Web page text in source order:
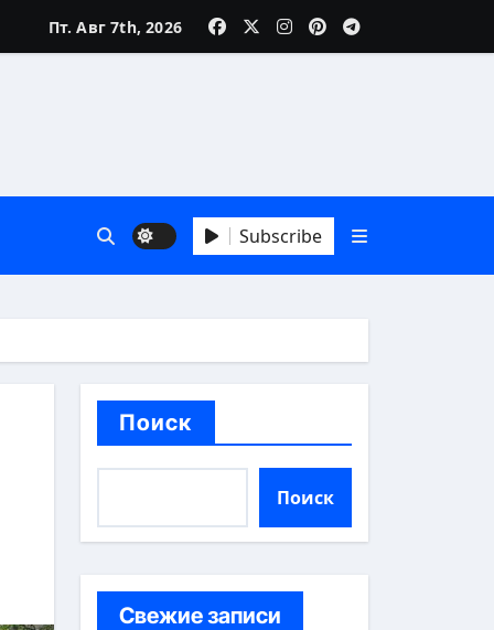
Пт. Авг 7th, 2026
Subscribe
Поиск
Поиск
Свежие записи